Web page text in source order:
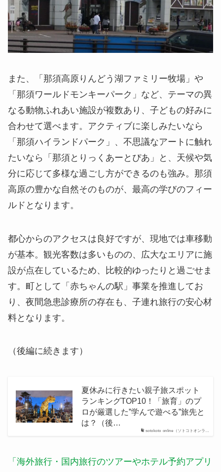
また、「那須高原りんどう湖ファミリー牧場」や
「那須ワールドモンキーパーク」など、テーマの異
なる動物ふれあい施設が複数あり、子どもの好みに
合わせて選べます。アクティブに楽しみたいなら
「那須ハイランドパーク」、不思議なアートに触れ
たいなら「那須とりっくあーとぴあ」と、天候や気
分に応じて多様な過ごし方ができるのも強み。那須
高原の豊かな自然そのものが、最高の学びのフィー
ルドとなります。
都心からのアクセスは良好ですが、現地では車移動
が基本。観光客数は多いものの、広大なエリアに施
設が点在しているため、比較的ゆったりと過ごせま
す。町として「赤ちゃんの駅」事業を推進してお
り、夜間急患診療所の存在も、子連れ旅行の安心材
料となります。
（後編に続きます）
sotokoto online（ソトコトオンラ…
夏休みに行きたい親子旅スポット
ランキングTOP10！「旅育」のプ
ロが厳選した”学んで遊べる”旅先と
は？（後…
「海外旅行・国内旅行のツアーやホテル予約アプリ